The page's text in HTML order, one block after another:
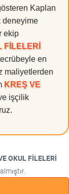
Kaplan
deneyime
ekip
FİLELERİ
en
maliyetlerden
KREŞ VE
işçilik
OKUL FİLELERİ